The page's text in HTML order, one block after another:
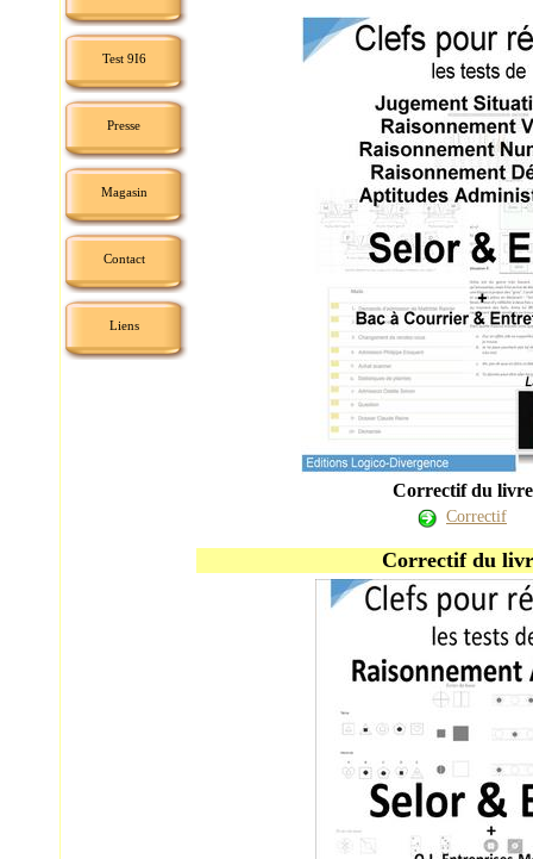
Test 9I6
Presse
Magasin
Contact
Liens
Correctif du livre
Correctif
Correctif du